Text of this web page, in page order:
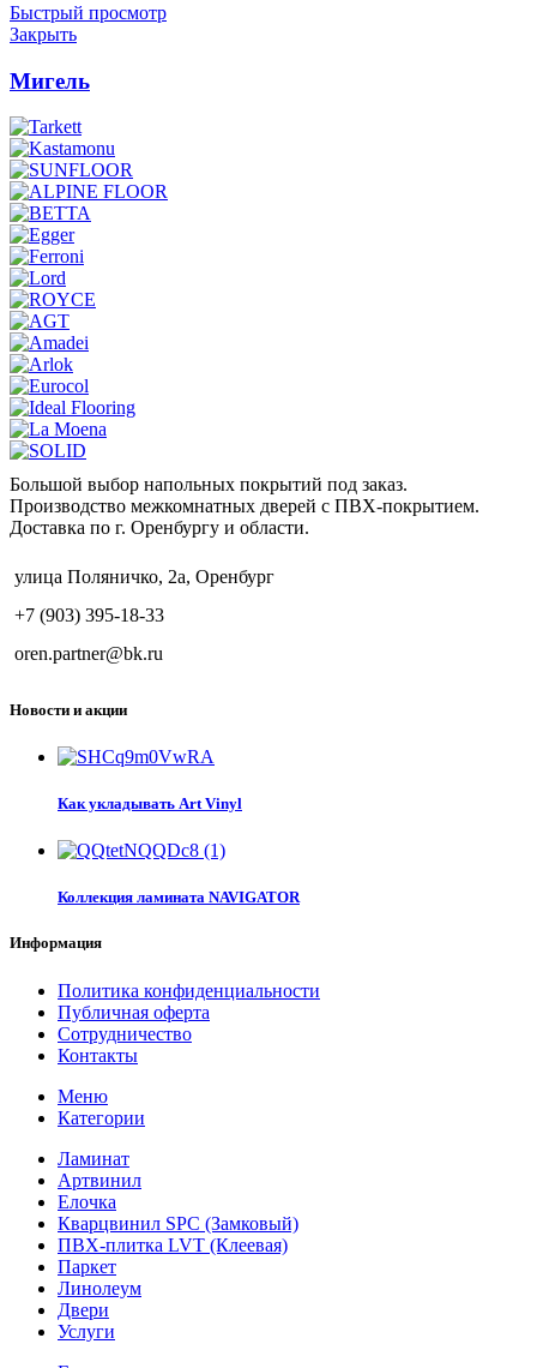
Быстрый просмотр
Закрыть
Мигель
Большой выбор напольных покрытий под заказ.
Производство межкомнатных дверей с ПВХ-покрытием.
Доставка по г. Оренбургу и области.
улица Поляничко, 2а, Оренбург
+7 (903) 395-18-33
oren.partner@bk.ru
Новости и акции
Как укладывать Art Vinyl
Коллекция ламината NAVIGATOR
Информация
Политика конфиденциальности
Публичная оферта
Сотрудничество
Контакты
Меню
Категории
Ламинат
Артвинил
Елочка
Кварцвинил SPC (Замковый)
ПВХ-плитка LVT (Клеевая)
Паркет
Линолеум
Двери
Услуги